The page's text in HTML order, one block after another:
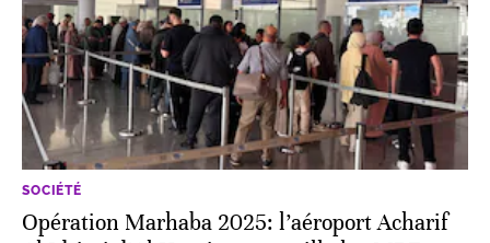
SOCIÉTÉ
Opération Marhaba 2025: l’aéroport Acharif